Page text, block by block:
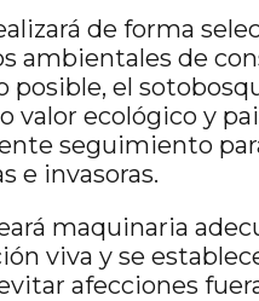
de forma
ambientales de
posible, el
valor ecológico y
seguimiento
e invasoras.
maquinaria
viva y se
afecciones